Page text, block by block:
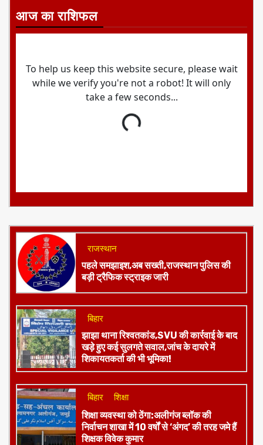
आज का राशिफल
राजस्थान
पहले समझाइश,अब सख्ती,राजस्थान पुलिस की
बड़ी ट्रैफिक स्ट्राइक जारी
बिहार
झाझा थाना रिश्वतकांड,SVU की कार्रवाई के बाद
खड़े हुए कई सुलगते सवाल,जांच के दायरे में
शिकायतकर्ता की भी भूमिका!
बिहार शिक्षा
शिक्षा व्यवस्था को ठेंगा:अलीगंज ब्लॉक की
निर्वाचन शाखा में 10 वर्षों से ‘अंगद’ की तरह जमे हैं
शिक्षक विवेक कुमार